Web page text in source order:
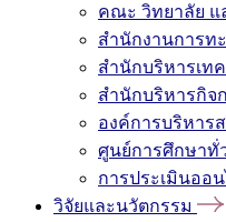
คณะ วิทยาลัย แ
สำนักงานการท
สำนักบริหารเท
สำนักบริหารกิจ
องค์การบริหาร
ศูนย์การศึกษาทั่
การประเมินออ
วิจัยและนวัตกรรม